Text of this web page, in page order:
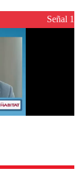
un
comentario
Señal 1